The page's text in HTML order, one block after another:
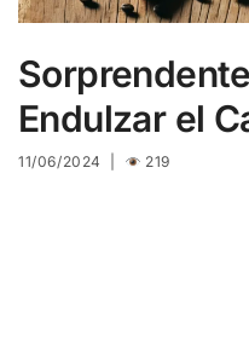
Endulzar el
11/06/2024 | 219